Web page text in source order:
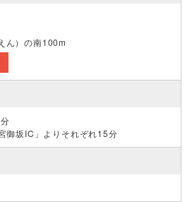
ん）の南100m
分
御坂IC」よりそれぞれ15分